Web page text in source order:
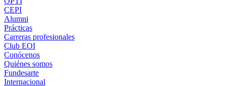
CEPI
Alumni
Prácticas
Carreras profesionales
Club EOI
Conócenos
Quiénes somos
Fundesarte
Internacional